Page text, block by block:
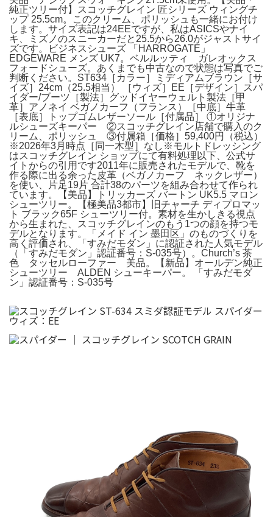
純正ツリー付】スコッチグレイン 匠シリーズ ウィングチ
ップ 25.5cm。このクリーム、ポリッシュも一緒にお付け
します。サイズ表記は24EEですが、私はASICSやナイ
キ、ミズノのスニーカーだと25.5から26.0がジャストサイ
ズです。ビジネスシューズ 「HARROGATE」
EDGEWARE メンズ UK7。ベルルッティ ガレオックス
フォードシューズ。あくまでも中古なので状態は写真でご
判断ください。ST634［カラー］ミディアムブラウン［サ
イズ］24cm（25.5相当） ［ウィズ］EE［デザイン］スパ
イダー/ブーツ［製法］グッドイヤーウェルト製法［甲
革］アノネイ ベガノカーフ（フランス）［中底］牛革
［表底］トップゴムレザーソール［付属品］ ①オリジナ
ルシューズキーパー ②スコッチグレイン店舗で購入のク
リーム、ポリッシュ ③付属箱［価格］59,400円（税込）
※2026年3月時点［同一木型］なし※モルトドレッシング
はスコッチグレイン ショップにて有料処理以下、公式サ
イトからの引用です2011年に販売されたモデルで、靴を
作る際に出る余った皮革（ベガノカーフ ネックレザー）
を使い、片足19片 合計38のパーツを組み合わせて作られ
ています。【美品】トリッカーズ バートン UK5.5 マロン
シューツリー。【極美品3都市】旧チャーチ ディプロマッ
ト ブラック65F シューツリー付。素材を生かしきる視点
から生まれた、スコッチグレインのもう1つの顔を持つモ
デルとなります。「メイド イン 墨田区」のものづくりを
高く評価され、「すみだモダン」に認証された人気モデル
（「すみだモダン」認証番号：S-035号）。Church’s 茶
色 タッセルローファー 美品。【新品】オールデン純正
シューツリー ALDEN シューキーパー。 「すみだモダ
ン」認証番号：S-035号